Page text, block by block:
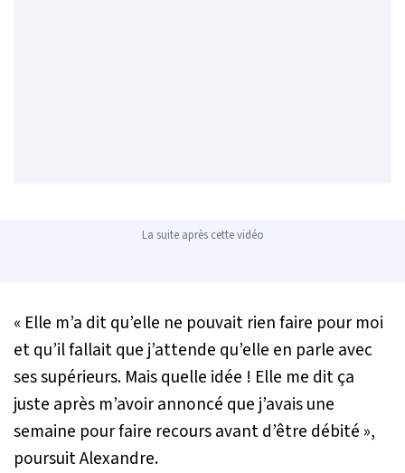
La suite après cette vidéo
« Elle m’a dit qu’elle ne pouvait rien faire pour moi
et qu’il fallait que j’attende qu’elle en parle avec
ses supérieurs. Mais quelle idée ! Elle me dit ça
juste après m’avoir annoncé que j’avais une
semaine pour faire recours avant d’être débité »,
poursuit Alexandre.